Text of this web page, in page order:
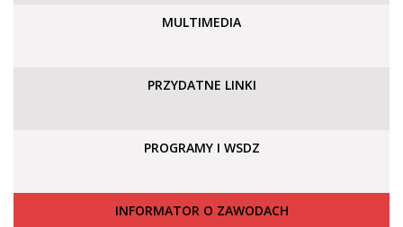
MULTIMEDIA
PRZYDATNE LINKI
PROGRAMY I WSDZ
INFORMATOR O ZAWODACH